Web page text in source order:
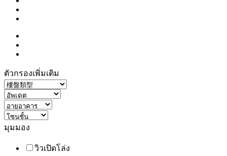
ตัวกรองเพิ่มเติม
มุมมอง
วิวเปิดโล่ง